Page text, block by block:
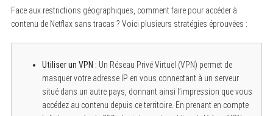
Face aux restrictions géographiques, comment faire pour accéder à
contenu de Netflax sans tracas ? Voici plusieurs stratégies éprouvées :
Utiliser un VPN : Un Réseau Privé Virtuel (VPN) permet de
masquer votre adresse IP en vous connectant à un serveur
situé dans un autre pays, donnant ainsi l’impression que vous
accédez au contenu depuis ce territoire. En prenant en compte
c
f